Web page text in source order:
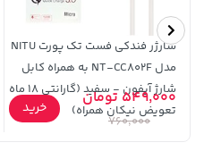
100,000 تومان
120,000
شارژر فندکی فست تک پورت NITU
مدل NT-CC802F به همراه کابل
شارژ آیفون - سفید (گارانتی 18 ماه
تعویض نیکان همراه)
549,000 تومان
760,000
خرید